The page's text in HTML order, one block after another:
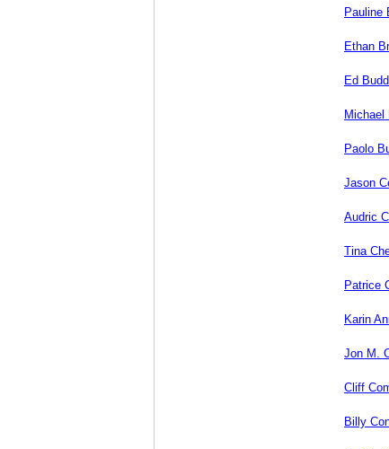
Pauline
Ethan
Ed
Michael
Paolo
Jason
Audric
Tina
Patrice
Karin
Jon M.
Cliff
Billy